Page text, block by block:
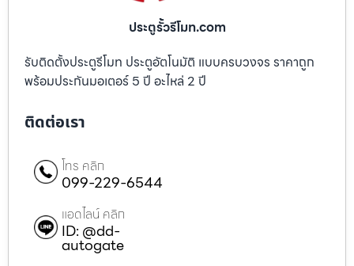
ประตูรั้วรีโมท.com
รับติดตั้งประตูรีโมท ประตูอัตโนมัติ แบบครบวงจร ราคาถูก
พร้อมประกันมอเตอร์ 5 ปี อะไหล่ 2 ปี
ติดต่อเรา
โทร คลิก
099-229-6544
แอดไลน์ คลิก
ID: @dd-
autogate